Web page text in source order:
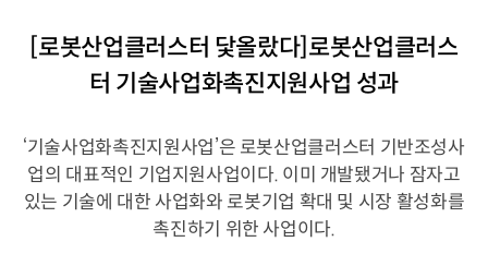
[로봇산업클러스터 닻올랐다]로봇산업클러스
터 기술사업화촉진지원사업 성과
‘기술사업화촉진지원사업’은 로봇산업클러스터 기반조성사
업의 대표적인 기업지원사업이다. 이미 개발됐거나 잠자고
있는 기술에 대한 사업화와 로봇기업 확대 및 시장 활성화를
촉진하기 위한 사업이다.